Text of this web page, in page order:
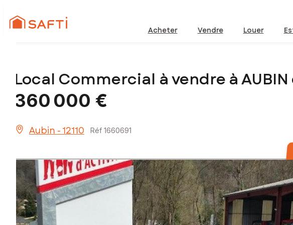
Acheter Vendre Louer
Local Commercial à vendre à AUBIN
360 000 €
Aubin - 12110 Réf 1660691